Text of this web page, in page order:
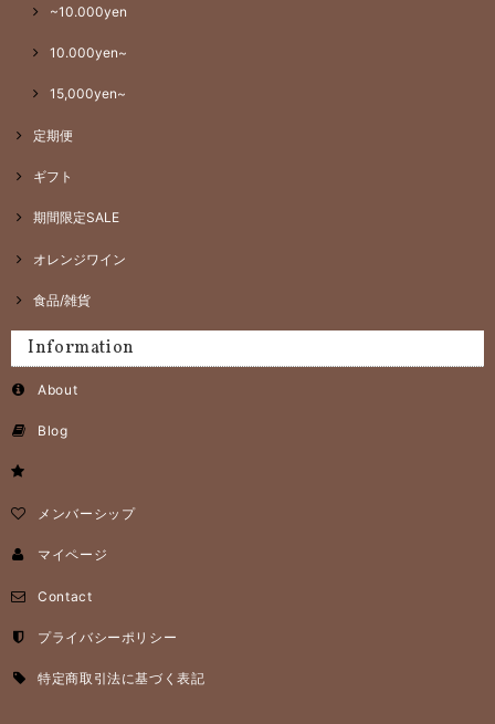
~10.000yen
10.000yen~
15,000yen~
定期便
ギフト
期間限定SALE
オレンジワイン
食品/雑貨
Information
About
Blog
メンバーシップ
マイページ
Contact
プライバシーポリシー
特定商取引法に基づく表記